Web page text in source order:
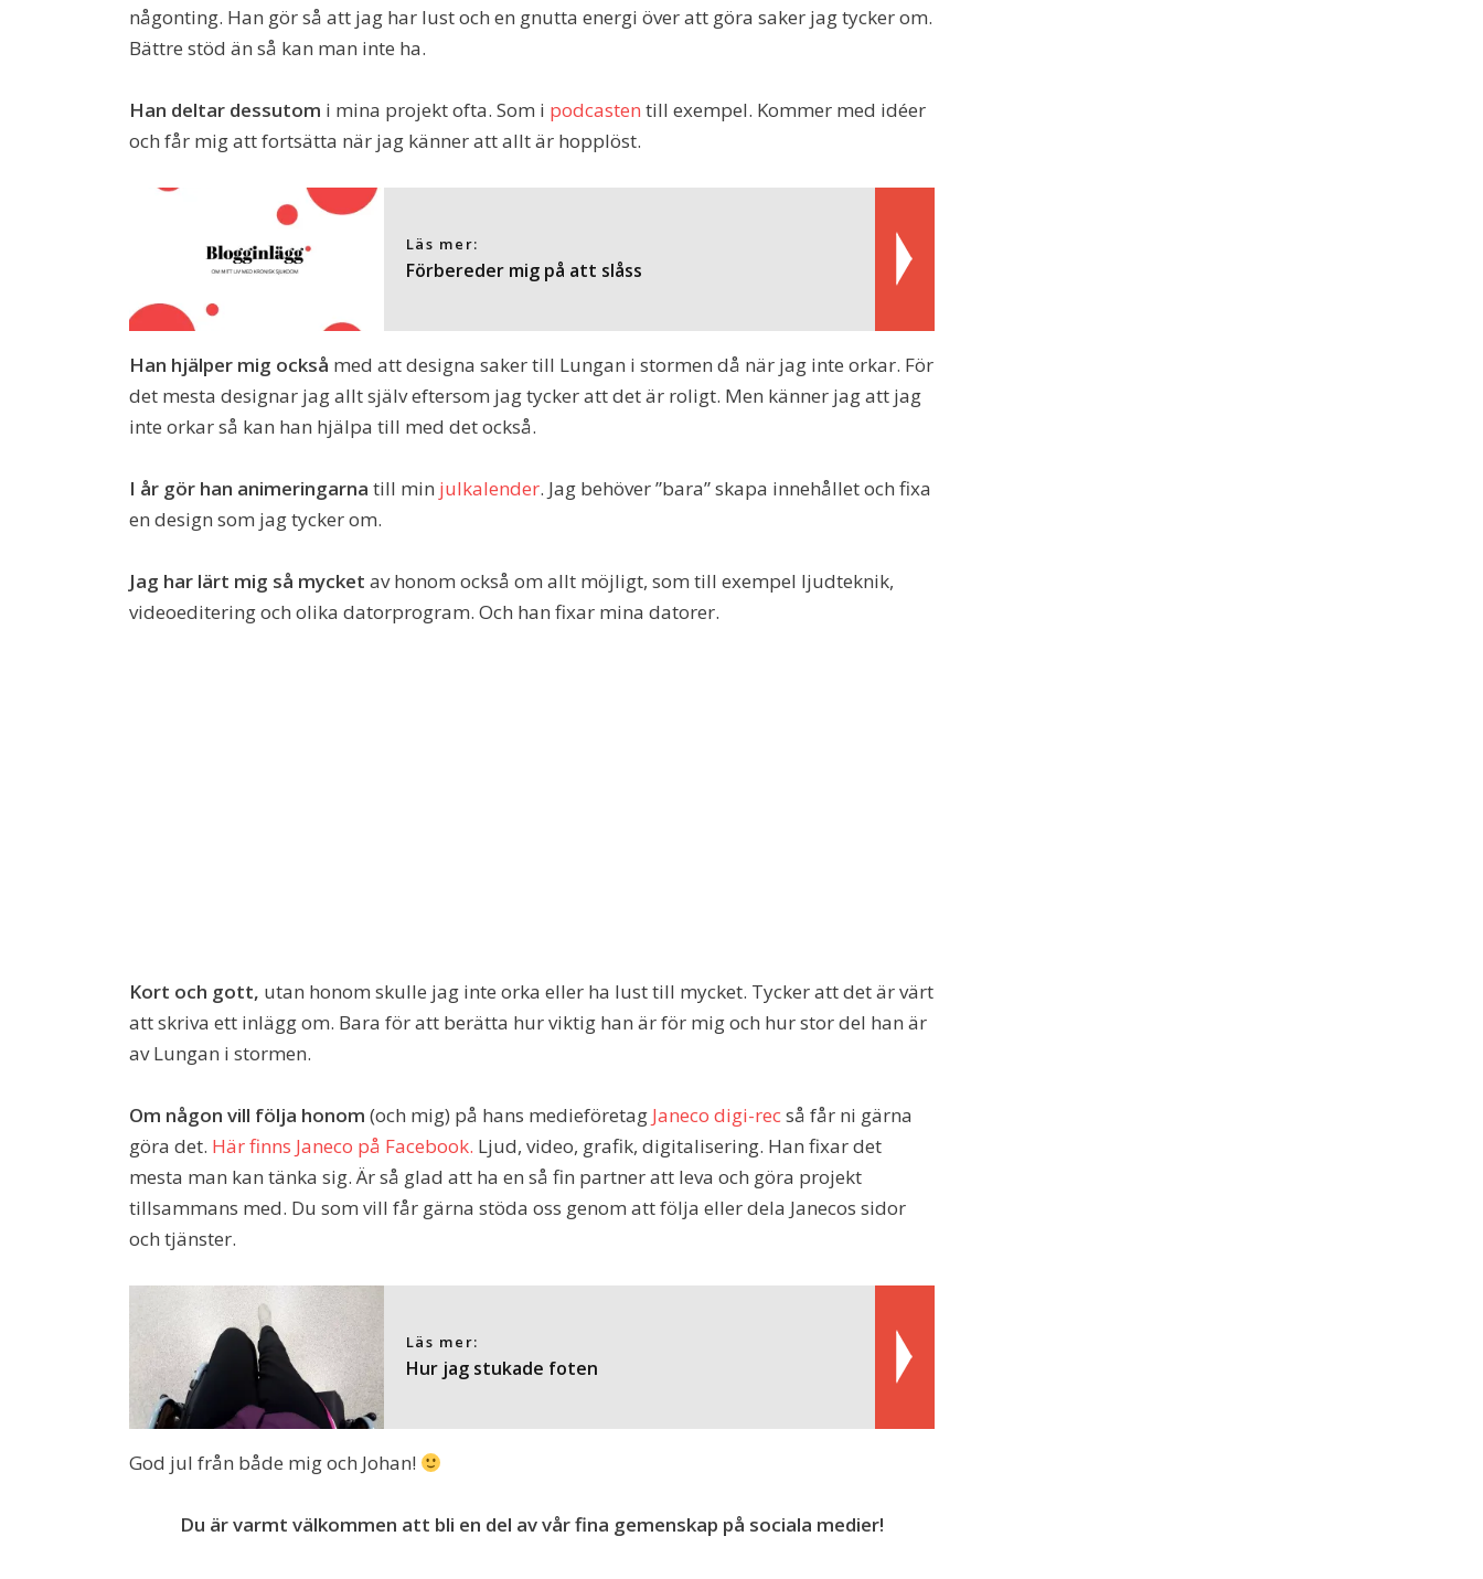
någonting. Han gör så att jag har lust och en gnutta energi över att göra saker jag tycker om.
Bättre stöd än så kan man inte ha.
Han deltar dessutom i mina projekt ofta. Som i podcasten till exempel. Kommer med idéer
och får mig att fortsätta när jag känner att allt är hopplöst.
Läs mer:
Förbereder mig på att slåss
Han hjälper mig också med att designa saker till Lungan i stormen då när jag inte orkar. För
det mesta designar jag allt själv eftersom jag tycker att det är roligt. Men känner jag att jag
inte orkar så kan han hjälpa till med det också.
I år gör han animeringarna till min julkalender. Jag behöver ”bara” skapa innehållet och fixa
en design som jag tycker om.
Jag har lärt mig så mycket av honom också om allt möjligt, som till exempel ljudteknik,
videoeditering och olika datorprogram. Och han fixar mina datorer.
Kort och gott, utan honom skulle jag inte orka eller ha lust till mycket. Tycker att det är värt
att skriva ett inlägg om. Bara för att berätta hur viktig han är för mig och hur stor del han är
av Lungan i stormen.
Om någon vill följa honom (och mig) på hans medieföretag Janeco digi-recså får ni gärna
göra det. Här finns Janeco på Facebook. Ljud, video, grafik, digitalisering. Han fixar det
mesta man kan tänka sig. Är så glad att ha en så fin partner att leva och göra projekt
tillsammans med. Du som vill får gärna stöda oss genom att följa eller dela Janecos sidor
och tjänster.
Läs mer:
Hur jag stukade foten
God jul från både mig och Johan!
Du är varmt välkommen att bli en del av vår fina gemenskap på sociala medier!